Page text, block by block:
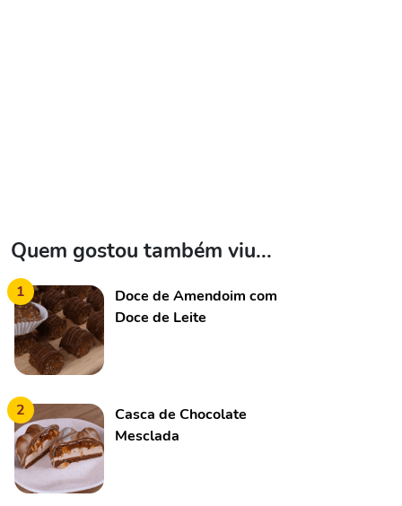
Quem gostou também viu...
1
Doce de Amendoim com
Doce de Leite
2
Casca de Chocolate
Mesclada